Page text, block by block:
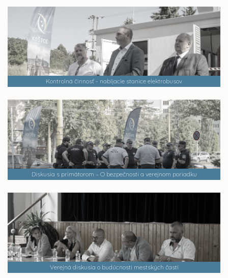
Kontrolná činnosť - nabíjacie stanice elektrobusov
Diskusia s primátorom – O bezpečnosti a verejnom poriadku
Verejná diskusia o budúcnosti mestských častí